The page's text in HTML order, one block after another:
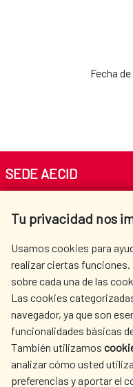
Fecha
Tu privacidad nos
Usamos cookies para
realizar ciertas
sobre cada una de las
Las cookies
navegador, ya que son
funcionalidades básicas
También utilizamos
analizar cómo usted
preferencias y aportar el
SEDE AECID
Tel. +34 900 20 30 54​​​​​​​
AECID
L'ACTION HUMANITAIRE
ESPAGNOLE
CULTURE ET SCIENCE